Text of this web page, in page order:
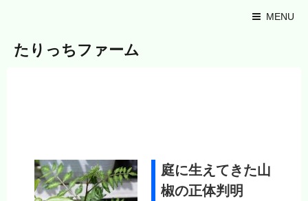
MENU
たりっちファーム
庭に生えてきた山
椒の正体判明